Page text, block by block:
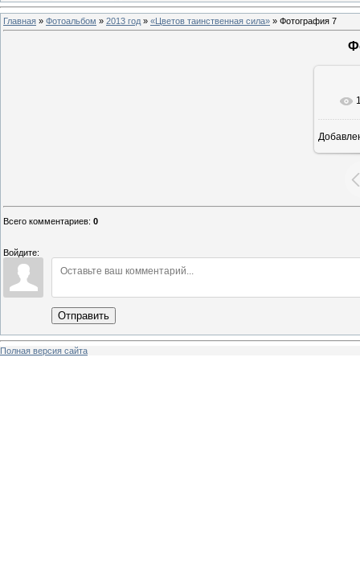
Главная » Фотоальбом » 2013 год » «Цветов таинственная сила» » Фотография 7
Всего комментариев: 0
Войдите:
Отправить
Полная версия сайта